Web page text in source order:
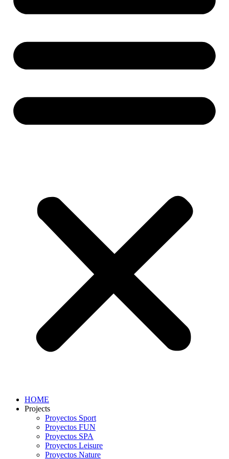
HOME
Projects
Proyectos Sport
Proyectos FUN
Proyectos SPA
Proyectos Leisure
Proyectos Nature